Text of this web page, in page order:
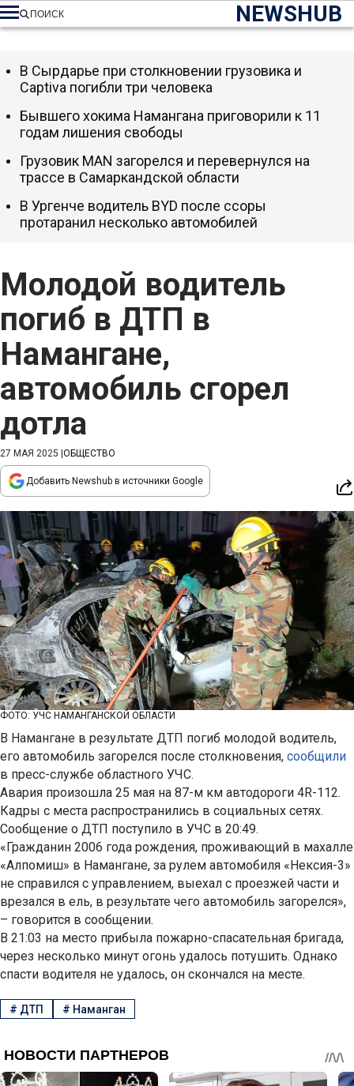
NEWSHUB
ПОИСК
Молодой водитель
погиб в ДТП в
Намангане,
автомобиль сгорел
дотла
27 МАЯ 2025 ОБЩЕСТВО
Добавить Newshub в источники Google
ФОТО: УЧС НАМАНГАНСКОЙ ОБЛАСТИ
В Намангане в результате ДТП погиб молодой водитель,
его автомобиль загорелся после столкновения, сообщили
в пресс-службе областного УЧС.
Авария произошла 25 мая на 87-м км автодороги 4R-112.
Кадры с места распространились в социальных сетях.
Сообщение о ДТП поступило в УЧС в 20:49.
«Гражданин 2006 года рождения, проживающий в махалле
«Алпомиш» в Намангане, за рулем автомобиля «Нексия-3»
не справился с управлением, выехал с проезжей части и
врезался в ель, в результате чего автомобиль загорелся»,
– говорится в сообщении.
В 21:03 на место прибыла пожарно-спасательная бригада,
через несколько минут огонь удалось потушить. Однако
спасти водителя не удалось, он скончался на месте.
В Сырдарье при столкновении грузовика и
Captiva погибли три человека
Бывшего хокима Намангана приговорили к 11
годам лишения свободы
Грузовик MAN загорелся и перевернулся на
трассе в Самаркандской области
В Ургенче водитель BYD после ссоры
протаранил несколько автомобилей
# ДТП # Наманган